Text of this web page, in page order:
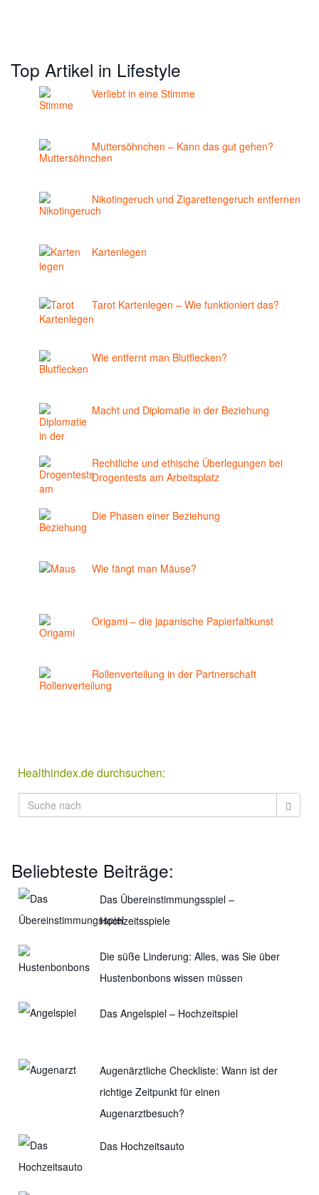
Top Artikel in Lifestyle
Verliebt in eine Stimme
Muttersöhnchen – Kann das gut gehen?
Nikotingeruch und Zigarettengeruch entfernen
Kartenlegen
Tarot Kartenlegen – Wie funktioniert das?
Wie entfernt man Blutflecken?
Macht und Diplomatie in der Beziehung
Rechtliche und ethische Überlegungen bei
Drogentests am Arbeitsplatz
Die Phasen einer Beziehung
Wie fängt man Mäuse?
Origami – die japanische Papierfaltkunst
Rollenverteilung in der Partnerschaft
Healthindex.de durchsuchen:
Beliebteste Beiträge:
Das Übereinstimmungsspiel –
Hochzeitsspiele
Die süße Linderung: Alles, was Sie über
Hustenbonbons wissen müssen
Das Angelspiel – Hochzeitspiel
Augenärztliche Checkliste: Wann ist der
richtige Zeitpunkt für einen
Augenarztbesuch?
Das Hochzeitsauto